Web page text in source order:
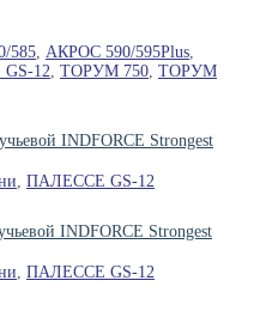
585 АКРОС 590/595Plus
12 ТОРУМ 750 ТОРУМ
INDFORCE Strongest
ПАЛЕССЕ GS-12
INDFORCE Strongest
ПАЛЕССЕ GS-12